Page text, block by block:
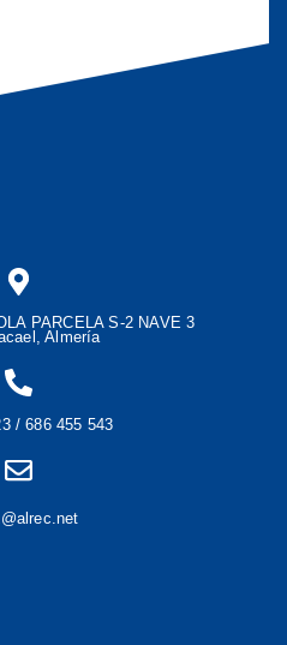
PARCELA S-2 NAVE 3
Almería
/ 686 455 543